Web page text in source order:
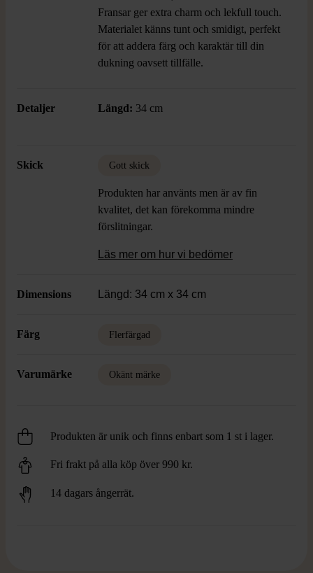
Fransar ger extra charm och lekfull touch.
Materialet känns tunt och smidigt, perfekt
för att addera färg och karaktär till din
dukning oavsett tillfälle.
Detaljer Längd: 34 cm
Skick Gott skick
Produkten har använts men är av fin
kvalitet, det kan förekomma mindre
förslitningar.
Läs mer om hur vi bedömer
Dimensions Längd: 34 cm x 34 cm
Färg Flerfärgad
Varumärke Okänt märke
Produkten är unik och finns enbart som 1 st i lager.
Fri frakt på alla köp över 990 kr.
14 dagars ångerrät.